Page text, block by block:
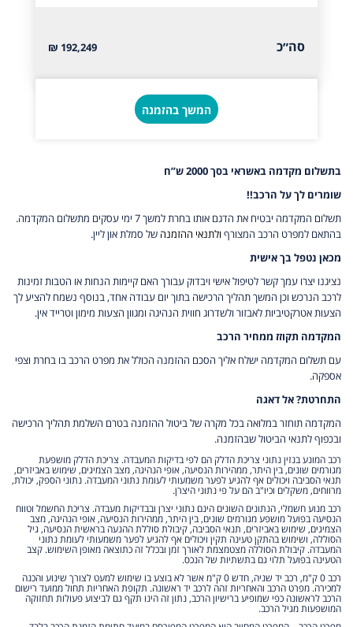
סה״כ 192,249 ₪
המשך בהזמנה
בתשלום מקדמה באשראי בסך 2000 ש”ח
שומרים לך על הרכב!!
תשלום המקדמה יבטיח את הדגם אותו בחרת למשך 7 ימי עסקים מתשלום המקדמה.
בהתאם למפרט הרכב המצורף ולתנאי ההזמנה של סמלת און ליין.
מכאן נטפל בך אישית
נציגנו יצרו עמך קשר לטיפול אישי ויבדוק עבורך האם קיימות הנחות או הטבות זמינות
לרכב הנרכש וכן המשך תהליך הרכישה בתוך יום עבודה אחד, בנוסף נשמח להציע לך
הצעות אטרקטיביות לאבזור ולשדרוג חווית הנהיגה ומגוון הצעות מימון וטרייד אין.
המקדמה תקוזז ממחיר הרכב
עם תשלום המקדמה ישלח אליך הסכם ההזמנה הכולל את מפרט הרכב בו בחרת וצפי
אספקה.
התחרטת? אל דאגה
המקדמה תוחזר במלואה בכל מקרה של ביטול ההזמנה בטרם השלמת תהליך הרכישה
ובכפוף לתנאי הביטול שבהזמנה.
רכב המונע בנזין נתוני צריכת הדלק הם לפי בדיקות המעבדה. צריכת הדלק מושפעת
מגורמים שונים, בין היתר, ממהירות הנסיעה, אופי הנהיגה, מצב הצמיגים, שימוש באביזרים,
תנאי הסביבה ויכולים אף להגיע לפער משמעותי לעומת נתוני המעבדה. נתוני הספק, יכולת,
מרווחים, משקלים וכיו"ב הם על פי נתוני היצרן.
רכב מנוע חשמלי, הנתונים השונים הינם נתוני יצרן ובבדיקות מעבדה. צריכת החשמל וטווח
הנסיעה בפועל מושפע מגורמים שונים, בין היתר, ממהירות הנסיעה, אופי הנהיגה, מצב
הצמיגים, שימוש באביזרים, תנאי הסביבה, קיבולת סוללת ההנעה בראשית הנסיעה, גיל
הסוללה, ושימוש בהתקן טעינה תקין ויכולים אף להגיע לפער משמעותי לעומת נתוני
המעבדה. קיבולת הסוללה מצטמצמת לאורך זמן ובכלל זה כתוצאה מאופן השימוש. קצב
הטעינה בפועל תלוי גם בתשתיות של הנכס.
רכב 0 ק"מ, רכב יד שניה, חדש 0 ק"מ אשר לא בוצע בו שימוש למעט לצורך שינוע והכנה
למכירה. מפרט הרכב והאחריות זהה לרכב יד ראשונה. תקופת האחריות תחול ממועד רישום
הרכב לראשונה כפי שמופיע ברישיון הרכב, נתון זה הינו תקף גם לביצוע פעולות תחזוקה
המושפעות מגיל הרכב.